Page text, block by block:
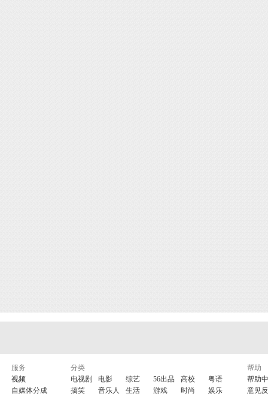
服务
视频
自媒体分成
分类
电视剧
电影 综艺 56出品 高校
粤语
搞笑
音乐人 生活 游戏 时尚
娱乐
帮助
帮助
意见